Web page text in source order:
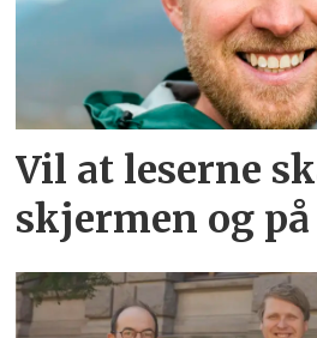
Vil at leserne
skjermen og